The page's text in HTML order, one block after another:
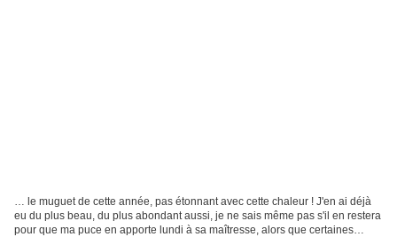
… le muguet de cette année, pas étonnant avec cette chaleur ! J'en ai déjà
eu du plus beau, du plus abondant aussi, je ne sais même pas s'il en restera
pour que ma puce en apporte lundi à sa maîtresse, alors que certaines